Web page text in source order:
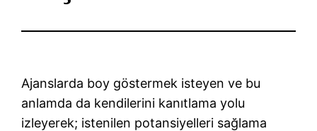
Ajanslarda boy göstermek isteyen ve bu
anlamda da kendilerini kanıtlama yolu
izleyerek; istenilen potansiyelleri sağlama